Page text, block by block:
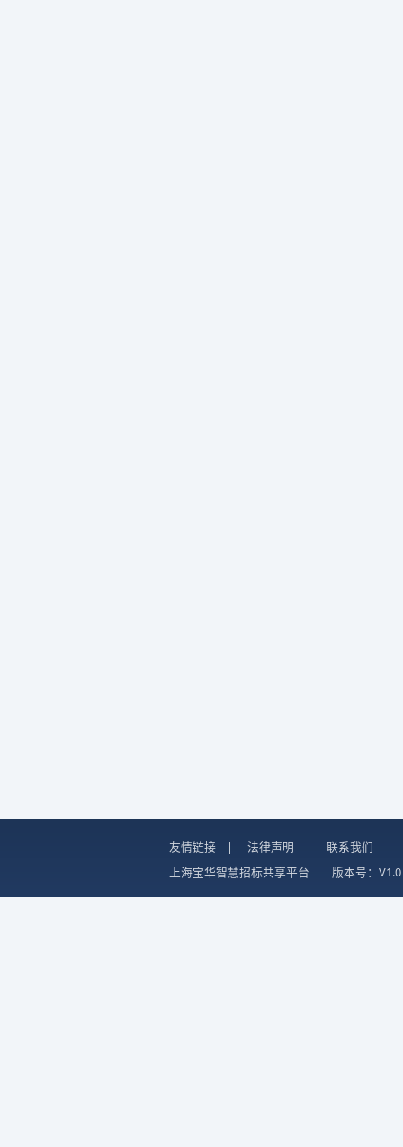
友情链接 | 法律声明 |
联系我们
上海宝华智慧招标共享平台
版本号：V1.0